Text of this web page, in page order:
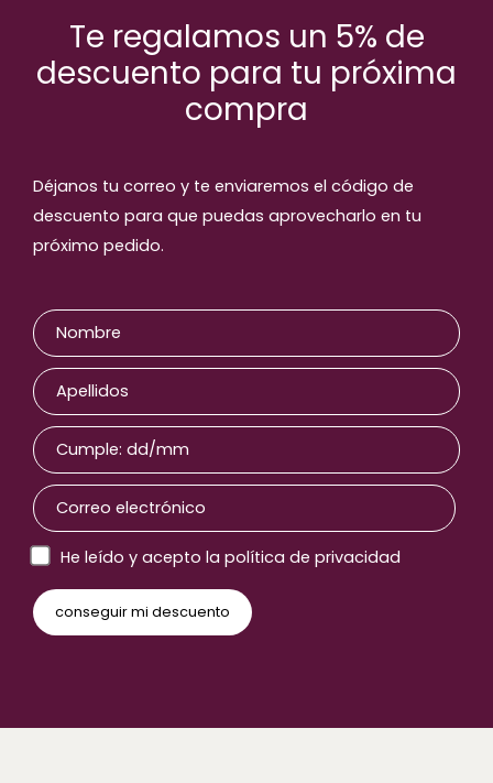
Te regalamos un 5% de
descuento para tu próxima
compra
Déjanos tu correo y te enviaremos el código de
descuento para que puedas aprovecharlo en tu
próximo pedido.
He leído y acepto la política de privacidad